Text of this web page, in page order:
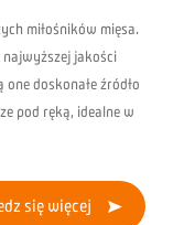
miłośników mięsa.
jakości
doskonałe źródło
pod ręką, idealne w
się więcej